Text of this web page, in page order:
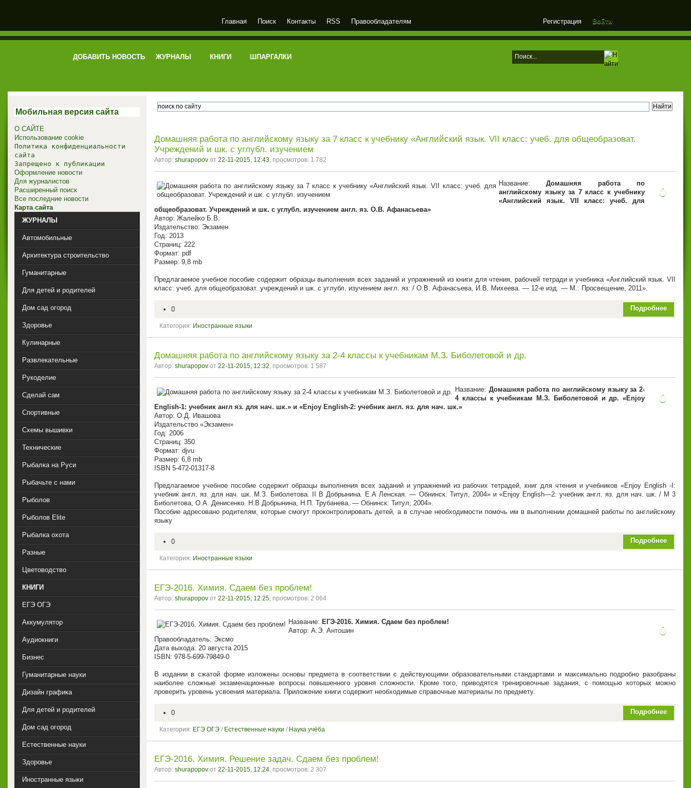
электронная библиотека
Регистрация Войти
Главная Поиск Контакты RSS Правообладателям
ДОБАВИТЬ НОВОСТЬ ЖУРНАЛЫ КНИГИ ШПАРГАЛКИ
Домашняя работа по английскому языку за 7 класс к учебнику «Английский язык. VII класс: учеб. для общеобразоват.
Учреждений и шк. с углубл. изучением
Автор: shurapopov от 22-11-2015, 12:43, просмотров: 1 782
0
Название:Домашняя работа по
английскому языку за 7 класс к учебнику
«Английский язык. VII класс: учеб. для
общеобразоват. Учреждений и шк. с углубл. изучением англ. яз. О.В. Афанасьева»
Автор: Жалейко Б.В.
Издательство: Экзамен
Год: 2013
Страниц: 222
Формат: pdf
Размер: 9,8 mb
Предлагаемое учебное пособие содержит образцы выполнения всех заданий и упражнений из книги для чтения, рабочей тетради и учебника «Английский язык. VII
класс: учеб. для общеобразоват. учреждений и шк. с углубл. изучением англ. яз. / О.В. Афанасьева, И.В. Михеева. — 12-е изд. — М.: Просвещение, 2011».
Подробнее
0
Категория: Иностранные языки
Домашняя работа по английскому языку за 2-4 классы к учебникам М.З. Биболетовой и др.
Автор: shurapopov от 22-11-2015, 12:32, просмотров: 1 587
0
Название: Домашняя работа по английскому языку за 2-
4 классы к учебникам М.З. Биболетовой и др. «Enjoy
English-1: учебник англ яз. для нач. шк.» и «Enjoy English-2: учебник англ. яз. для нач. шк.»
Автор: О.Д. Ивашова
Издательство «Экзамен»
Год: 2006
Страниц: 350
Формат: djvu
Размер: 6,8 mb
ISBN 5-472-01317-8
Предлагаемое учебное пособие содержит образцы выполнения всех заданий и упражнений из рабочих тетрадей, книг для чтения и учебников «Enjoy English -I:
учебник англ. яз. для нач. шк. М.З. Биболетова. II В Добрынина. Е.А Ленская. — Обнинск: Титул, 2004» и «Enjoy English—2: учебник англ. яз. для нач. шк. / М 3
Биболетова, О.А. Денисенко. Н.В Добрынина, H.П. Трубанева. — Обнинск: Титул, 2004».
Пособие адресовано родителям, которые смогут проконтролировать детей, а в случае необходимости помочь им в выполнении домашней работы по английскому
языку
Подробнее
0
Категория: Иностранные языки
ЕГЭ-2016. Химия. Сдаем без проблем!
Автор: shurapopov от 22-11-2015, 12:25 , просмотров: 2 064
0
Название: ЕГЭ-2016. Химия. Сдаем без проблем!
Автор: А.Э. Антошин
Правообладатель: Эксмо
Дата выхода: 20 августа 2015
ISBN: 978-5-699-79849-0
В издании в сжатой форме изложены основы предмета в соответствии с действующими образовательными стандартами и максимально подробно разобраны
наиболее сложные экзаменационные вопросы повышенного уровня сложности. Кроме того, приводятся тренировочные задания, с помощью которых можно
проверить уровень усвоения материала. Приложение книги содержит необходимые справочные материалы по предмету.
Подробнее
0
Категория: ЕГЭ ОГЭ / Естественные науки / Наука учёба
ЕГЭ-2016. Химия. Решение задач. Сдаем без проблем!
Автор: shurapopov от 22-11-2015, 12:24 , просмотров: 2 307
Мобильная версия сайта
О САЙТЕ
Использование cookie
Политика конфиденциальности
сайта
Запрещено к публикации
Оформление новости
Для журналистов
Расширенный поиск
Все последние новости
Карта сайта
ЖУРНАЛЫ
Автомобильные
Архитектура строительство
Гуманитарные
Для детей и родителей
Дом сад огород
Здоровье
Кулинарные
Развлекательные
Рукоделие
Сделай сам
Спортивные
Схемы вышивки
Технические
Рыбалка на Руси
Рыбачьте с нами
Рыболов
Рыболов Elite
Рыбалка охота
Разные
Цветоводство
КНИГИ
ЕГЭ ОГЭ
Аккумулятор
Аудиокниги
Бизнес
Гуманитарные науки
Дизайн графика
Для детей и родителей
Дом сад огород
Естественные науки
Здоровье
Иностранные языки